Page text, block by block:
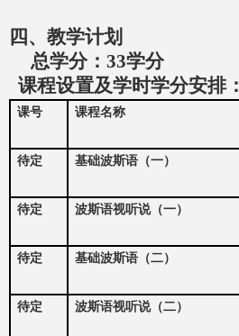
四、教学计划
总学分： 33学分
课程设置及学时学分安排：
课号 课程名称
待定
基础波斯语（一）
待定
波斯语视听说（一）
待定
基础波斯语（二）
待定
波斯语视听说（二）